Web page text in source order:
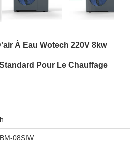
À Eau Wotech 220V 8kw
Pour Le Chauffage
08SIW